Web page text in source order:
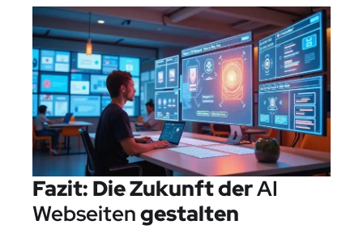
Fazit: Die Zukunft derAI
Webseitengestalten